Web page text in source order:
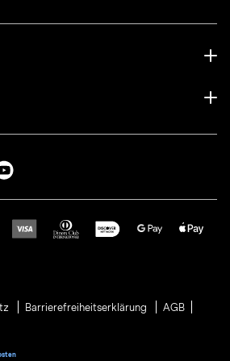
Barrierefreiheitserklärung
AGB